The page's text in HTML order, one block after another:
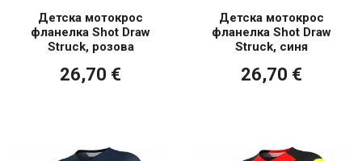
Детска мотокрос
фланелка Shot Draw
Struck, розова
26,70 €
Детска мотокрос
фланелка Shot Draw
Struck, синя
26,70 €